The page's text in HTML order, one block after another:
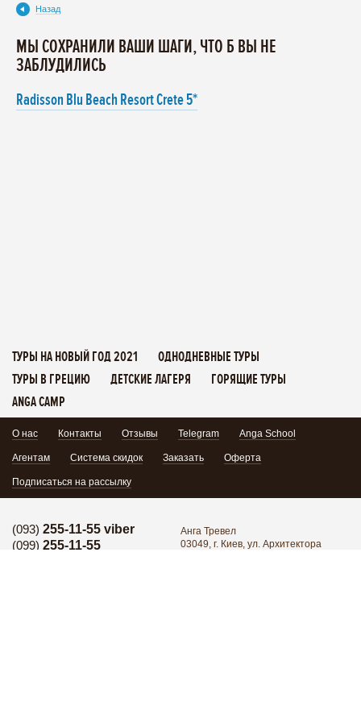
Назад
МЫ СОХРАНИЛИ ВАШИ ШАГИ, ЧТО Б ВЫ НЕ
ЗАБЛУДИЛИСЬ
Radisson Blu Beach Resort Crete 5*
ТУРЫ НА НОВЫЙ ГОД 2021
ОДНОДНЕВНЫЕ ТУРЫ
ТУРЫ В ГРЕЦИЮ
ДЕТСКИЕ ЛАГЕРЯ
ГОРЯЩИЕ ТУРЫ
ANGA CAMP
О нас Контакты Отзывы Telegram Anga School
Агентам Система скидок Заказать Оферта
Подписаться на рассылку
(093) 255-11-55 viber
(099) 255-11-55
Анга Тревел
03049, г. Киев, ул. Архитектора